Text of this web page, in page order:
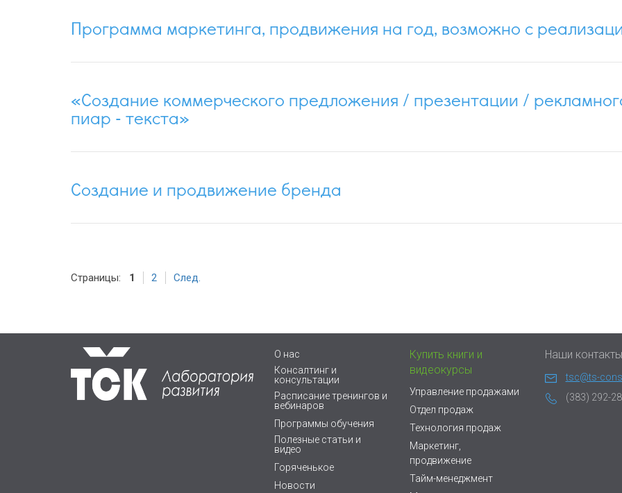
Программа маркетинга, продвижения на год, возможно с
«Создание коммерческого предложения / презентации /
пиар - текста»
Создание и продвижение бренда
Страницы: 1 2 След.
О нас
Консалтинг и
консультации
Расписание тренингов и
вебинаров
Программы обучения
Полезные статьи и
видео
Горяченькое
Новости
Купить книги и
видеокурсы
Управление продажами
Отдел продаж
Технология продаж
Маркетинг,
продвижение
Тайм-менеджмент
Наши контакты
tsc@ts-
(383) 292-